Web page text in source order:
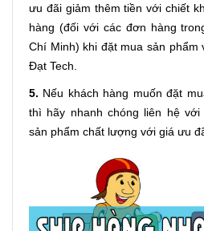
ưu đãi giảm thêm tiền với chiết
hàng (đối với các đơn hàng
Chí Minh) khi đặt mua sản
Đạt Tech.
5. Nếu khách hàng muốn đặt
thì hãy nhanh chóng liên hệ
sản phẩm chất lượng với giá ưu